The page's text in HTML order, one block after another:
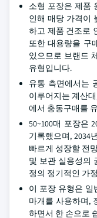
소형 포장은 제품
인해 매당 가격이
하고 제품 건조로
또한 대용량을 구
있으므로 브랜드
유형입니다.
유통 측면에서는
이루어지는 계산
에서 충동구매를
50~100매 포장은
기록했으며, 2034
빠르게 성장할 전
및 보관 실용성의
정의 정기적인 가
이 포장 유형은 일
마개를 사용하며,
하면서 한 손으로